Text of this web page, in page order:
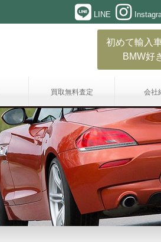
LINE
初めて輸入
BMW好
買取無料査定 会社